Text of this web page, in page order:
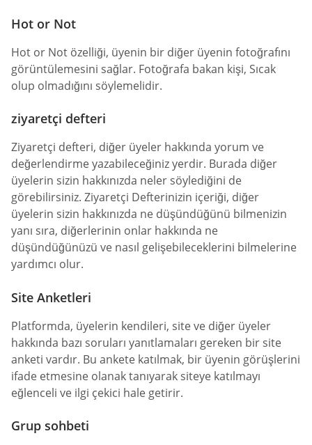
Hot or Not
Hot or Not özelliği, üyenin bir diğer üyenin fotoğrafını
görüntülemesini sağlar. Fotoğrafa bakan kişi, Sıcak
olup olmadığını söylemelidir.
ziyaretçi defteri
Ziyaretçi defteri, diğer üyeler hakkında yorum ve
değerlendirme yazabileceğiniz yerdir. Burada diğer
üyelerin sizin hakkınızda neler söylediğini de
görebilirsiniz. Ziyaretçi Defterinizin içeriği, diğer
üyelerin sizin hakkınızda ne düşündüğünü bilmenizin
yanı sıra, diğerlerinin onlar hakkında ne
düşündüğünüzü ve nasıl gelişebileceklerini bilmelerine
yardımcı olur.
Site Anketleri
Platformda, üyelerin kendileri, site ve diğer üyeler
hakkında bazı soruları yanıtlamaları gereken bir site
anketi vardır. Bu ankete katılmak, bir üyenin görüşlerini
ifade etmesine olanak tanıyarak siteye katılmayı
eğlenceli ve ilgi çekici hale getirir.
Grup sohbeti